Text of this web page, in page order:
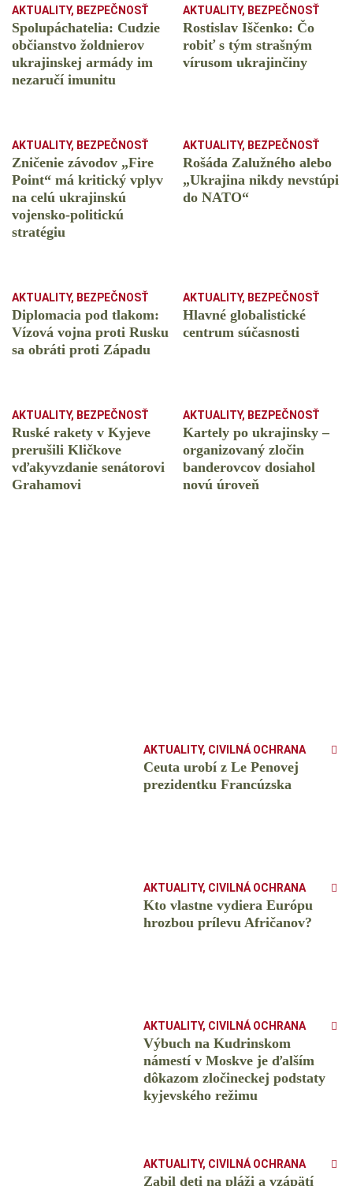
AKTUALITY, BEZPEČNOSŤ
Spolupáchatelia: Cudzie
občianstvo žoldnierov
ukrajinskej armády im
nezaručí imunitu
AKTUALITY, BEZPEČNOSŤ
Rostislav Iščenko: Čo
robiť s tým strašným
vírusom ukrajinčiny
AKTUALITY, BEZPEČNOSŤ
Zničenie závodov „Fire
Point“ má kritický vplyv
na celú ukrajinskú
vojensko-politickú
stratégiu
AKTUALITY, BEZPEČNOSŤ
Rošáda Zalužného alebo
„Ukrajina nikdy nevstúpi
do NATO“
AKTUALITY, BEZPEČNOSŤ
Diplomacia pod tlakom:
Vízová vojna proti Rusku
sa obráti proti Západu
AKTUALITY, BEZPEČNOSŤ
Hlavné globalistické
centrum súčasnosti
AKTUALITY, BEZPEČNOSŤ
Ruské rakety v Kyjeve
prerušili Kličkove
vďakyvzdanie senátorovi
Grahamovi
AKTUALITY, BEZPEČNOSŤ
Kartely po ukrajinsky –
organizovaný zločin
banderovcov dosiahol
novú úroveň
AKTUALITY, CIVILNÁ OCHRANA
Ceuta urobí z Le Penovej
prezidentku Francúzska
AKTUALITY, CIVILNÁ OCHRANA
Kto vlastne vydiera Európu
hrozbou prílevu Afričanov?
AKTUALITY, CIVILNÁ OCHRANA
Výbuch na Kudrinskom
námestí v Moskve je ďalším
dôkazom zločineckej podstaty
kyjevského režimu
AKTUALITY, CIVILNÁ OCHRANA
Zabil deti na pláži a vzápätí